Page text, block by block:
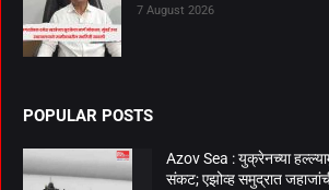
7 August 2026
POPULAR POSTS
Azov Sea : युक्रेनच्या
संकट; एझोव्ह समुद्रात